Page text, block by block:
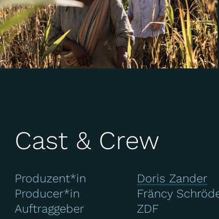
Cast & Crew
Produzent*in
Doris Zander
Producer*in
Fräncy
Auftraggeber
ZDF